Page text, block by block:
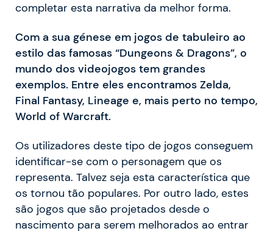
completar esta narrativa da melhor forma.
Com a sua génese em jogos de tabuleiro ao
estilo das famosas “Dungeons & Dragons”, o
mundo dos videojogos tem grandes
exemplos. Entre eles encontramos Zelda,
Final Fantasy, Lineage e, mais perto no tempo,
World of Warcraft.
Os utilizadores deste tipo de jogos conseguem
identificar-se com o personagem que os
representa. Talvez seja esta característica que
os tornou tão populares. Por outro lado, estes
são jogos que são projetados desde o
nascimento para serem melhorados ao entrar